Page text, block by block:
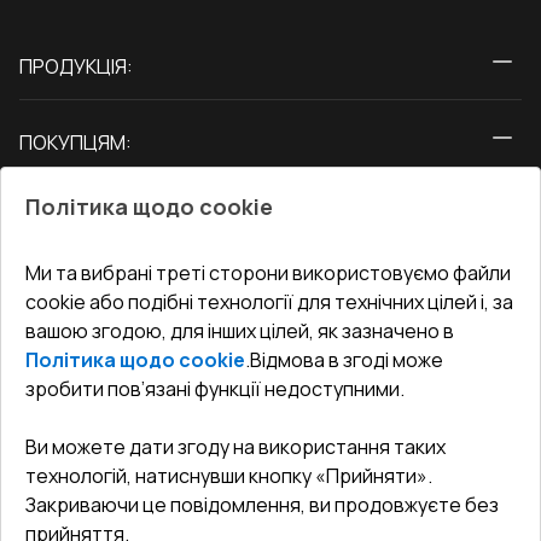
ПРОДУКЦІЯ:
Двері
ПОКУПЦЯМ:
Блог
Адреса гіпермаркета
Як правильно заміряти вікна
СЕРВІС ТА ОБЛУГОВУВАННЯ:
Доставка і Оплата
Гарантія та Сервіс
Повернення товару
Договір публічної оферти
КОНТАКТИ
Офіс:Україна, м. Вінниця, вул. Келецька 60 кв. 61
undefined(undefined)
Політика щодо cookie
Ми та вибрані треті сторони використовуємо файли
cookie або подібні технології для технічних цілей і, за
вашою згодою, для інших цілей, як зазначено в
Політика щодо cookie.Відмова в згоді може
зробити пов’язані функції недоступними.
Ви можете дати згоду на використання таких
технологій, натиснувши кнопку «Прийняти».
Закриваючи це повідомлення, ви продовжуєте без
прийняття.